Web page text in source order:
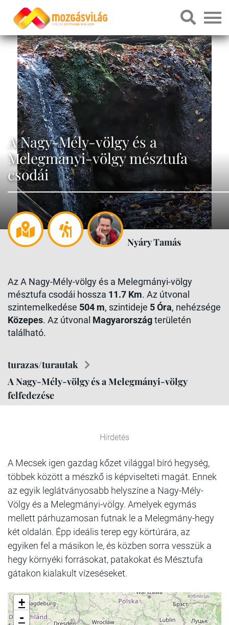
A Nagy-Mély-völgy és a
Melegmányi-völgy mésztufa
csodái
Nyáry Tamás
Az A Nagy-Mély-völgy és a Melegmányi-völgy
mésztufa csodái hossza 11.7 Km. Az útvonal
szintemelkedése 504 m, szintideje 5 Óra, nehézsége
Közepes. Az útvonal Magyarországterületén
található.
turazas/turautak
A Nagy-Mély-völgy és a Melegmányi-völgy
felfedezése
Hirdetés
A Mecsek igen gazdag kőzet világgal bíró hegység,
többek között a mészkő is képviselteti magát. Ennek
az egyik leglátványosabb helyszíne a Nagy-Mély-
Völgy és a Melegmányi-völgy. Amelyek egymás
mellett párhuzamosan futnak le a Melegmány-hegy
két oldalán. Épp ideális terep egy körtúrára, az
egyiken fel a másikon le, és közben sorra vesszük a
hegy környéki forrásokat, patakokat és Mésztufa
gátakon kialakult vízeséseket.
+
-